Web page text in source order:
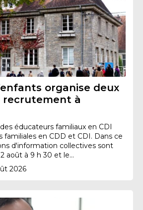
organise deux
recrutement à
éducateurs familiaux en CDI
familiales en CDD et CDI. Dans ce
d'information collectives sont
août à 9 h 30 et le...
2026